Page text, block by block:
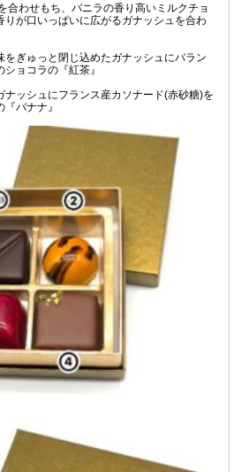
わせもち、バニラの香り高いミルクチョ
りが口いっぱいに広がるガナッシュを合わ
ぎゅっと閉じ込めたガナッシュにバラン
ョコラの『紅茶』
ッシュにフランス産カソナード(赤砂糖)を
バナナ』